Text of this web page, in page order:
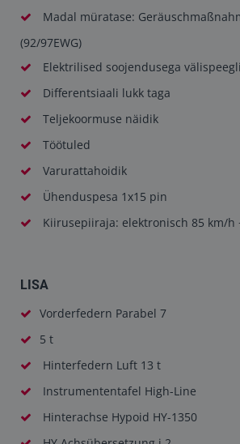
Madal müratase:
(92/97EWG)
Elektrilised soojendusega
Differentsiaali lukk taga
Teljekoormuse näidik
Töötuled
Varurattahoidik
Ühenduspesa 1x15 pin
Kiirusepiiraja: elektronisch 85 km/h
LISA
Vorderfedern Parabel 7
5 t
Hinterfedern Luft 13 t
Instrumententafel High-Line
Hinterachse Hypoid HY-1350